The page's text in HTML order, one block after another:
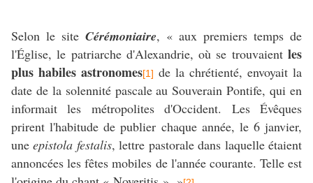
Selon le site Cérémoniaire, « aux premiers temps de
l'Église, le patriarche d'Alexandrie, où se trouvaient les
plus habiles astronomes[1] de la chrétienté, envoyait la
date de la solennité pascale au Souverain Pontife, qui en
informait les métropolites d'Occident. Les Évêques
prirent l'habitude de publier chaque année, le 6 janvier,
uneepistola festalis, lettre pastorale dans laquelle étaient
annoncées les fêtes mobiles de l'année courante. Telle est